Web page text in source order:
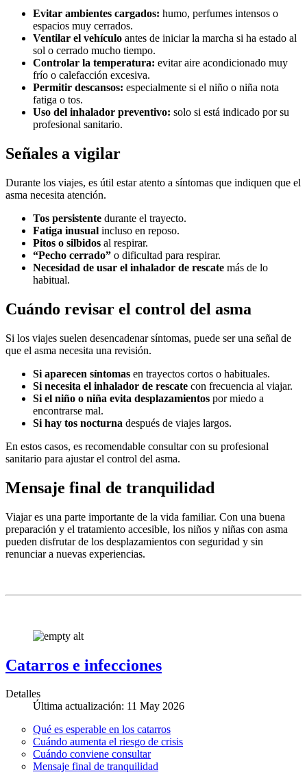
Evitar ambientes cargados: humo, perfumes intensos o
espacios muy cerrados.
Ventilar el vehículo antes de iniciar la marcha si ha estado al
sol o cerrado mucho tiempo.
Controlar la temperatura: evitar aire acondicionado muy
frío o calefacción excesiva.
Permitir descansos: especialmente si el niño o niña nota
fatiga o tos.
Uso del inhalador preventivo: solo si está indicado por su
profesional sanitario.
Señales a vigilar
Durante los viajes, es útil estar atento a síntomas que indiquen que el
asma necesita atención.
Tos persistente durante el trayecto.
Fatiga inusual incluso en reposo.
Pitos o silbidos al respirar.
“Pecho cerrado” o dificultad para respirar.
Necesidad de usar el inhalador de rescate más de lo
habitual.
Cuándo revisar el control del asma
Si los viajes suelen desencadenar síntomas, puede ser una señal de
que el asma necesita una revisión.
Si aparecen síntomas en trayectos cortos o habituales.
Si necesita el inhalador de rescate con frecuencia al viajar.
Si el niño o niña evita desplazamientos por miedo a
encontrarse mal.
Si hay tos nocturna después de viajes largos.
En estos casos, es recomendable consultar con su profesional
sanitario para ajustar el control del asma.
Mensaje final de tranquilidad
Viajar es una parte importante de la vida familiar. Con una buena
preparación y el tratamiento accesible, los niños y niñas con asma
pueden disfrutar de los desplazamientos con seguridad y sin
renunciar a nuevas experiencias.
Catarros e infecciones
Detalles
Última actualización: 11 May 2026
Qué es esperable en los catarros
Cuándo aumenta el riesgo de crisis
Cuándo conviene consultar
Mensaje final de tranquilidad